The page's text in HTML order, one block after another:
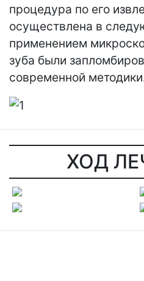
процедура по его
осуществлена в
применением
зуба были
современной
ХОД